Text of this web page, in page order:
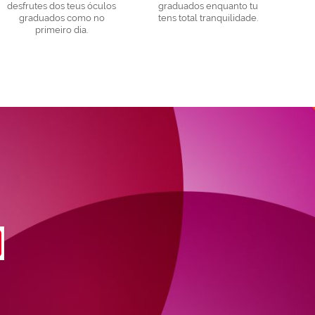
desfrutes dos teus óculos
graduados como no
primeiro dia.
graduados enquanto tu
tens total tranquilidade.